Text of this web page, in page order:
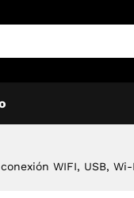
conexión WIFI,